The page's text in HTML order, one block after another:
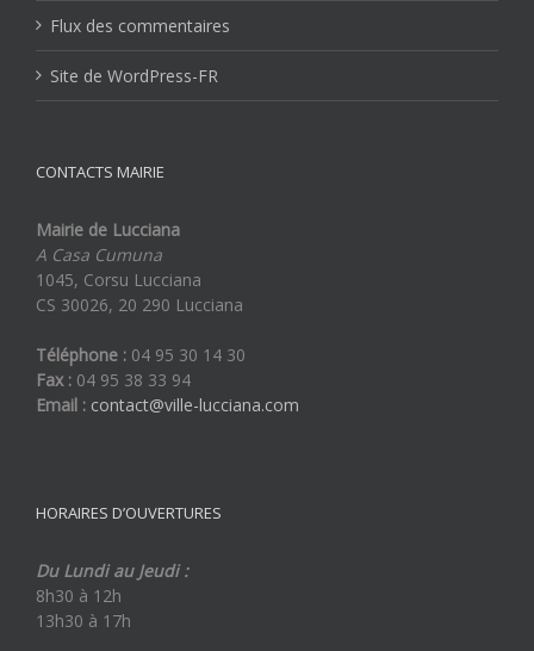
Flux des commentaires
Site de WordPress-FR
CONTACTS MAIRIE
Mairie de Lucciana
A Casa Cumuna
1045, Corsu Lucciana
CS 30026, 20 290 Lucciana
Téléphone : 04 95 30 14 30
Fax : 04 95 38 33 94
Email : contact@ville-lucciana.com
HORAIRES D’OUVERTURES
Du Lundi au Jeudi :
8h30 à 12h
13h30 à 17h